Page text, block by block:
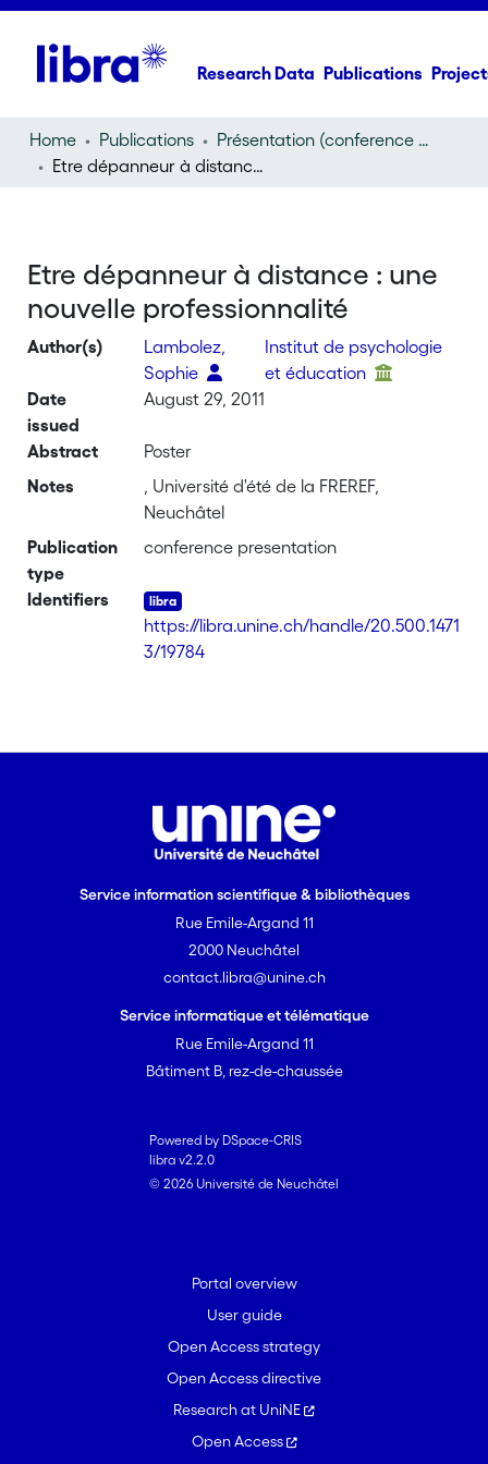
Research Data Publications
Home Publications
Présentation (conference presentation)
Etre dépanneur à distance : une nouvelle professionnalité
Etre dépanneur à distance : une
nouvelle professionnalité
Author(s)
Lambolez,
Sophie
Institut de psychologie
et éducation
Date
issued
August 29, 2011
Abstract
Poster
Notes
, Université d'été de la FREREF,
Neuchâtel
Publication
type
conference presentation
Identifiers
https://libra.unine.ch/handle/20.500.1471
3/19784
Service information scientifique & bibliothèques
Rue Emile-Argand 11
2000 Neuchâtel
contact.libra@unine.ch
Service informatique et télématique
Rue Emile-Argand 11
Bâtiment B, rez-de-chaussée
Powered by DSpace-CRIS
libra v2.2.0
© 2026 Université de Neuchâtel
Portal overview
User guide
Open Access strategy
Open Access directive
Research at UniNE
Open Access